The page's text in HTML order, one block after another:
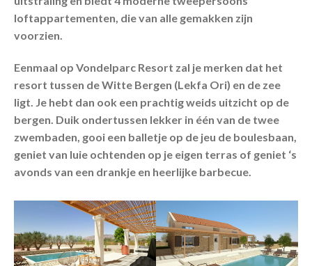
loftappartementen, die van alle gemakken zijn
voorzien.
Eenmaal op Vondelparc Resort zal je merken dat het
resort tussen de Witte Bergen (Lekfa Ori) en de zee
ligt. Je hebt dan ook een prachtig weids uitzicht op de
bergen. Duik ondertussen lekker in één van de twee
zwembaden, gooi een balletje op de jeu de boulesbaan,
geniet van luie ochtenden op je eigen terras of geniet ‘s
avonds van een drankje en heerlijke barbecue.